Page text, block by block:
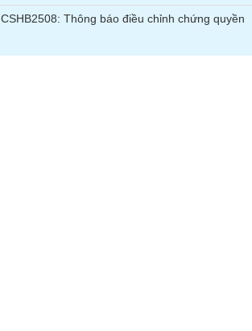
CSHB2508: Thông báo điều chỉnh chứng quyền